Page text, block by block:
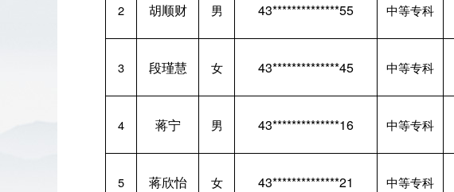
2 胡顺财 男 43**************55 中等专科
3 段瑾慧 女 43**************45 中等专科
4 蒋宁 男 43**************16 中等专科
5 蒋欣怡 女 43**************21 中等专科